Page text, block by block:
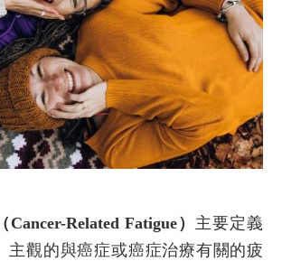
Related Fatigue） 主要定義
主觀的與癌症或癌症治療有關的疲